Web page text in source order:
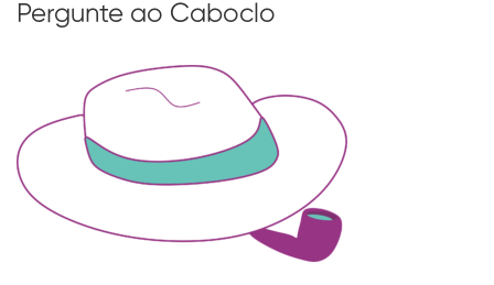
Pergunte ao Caboclo